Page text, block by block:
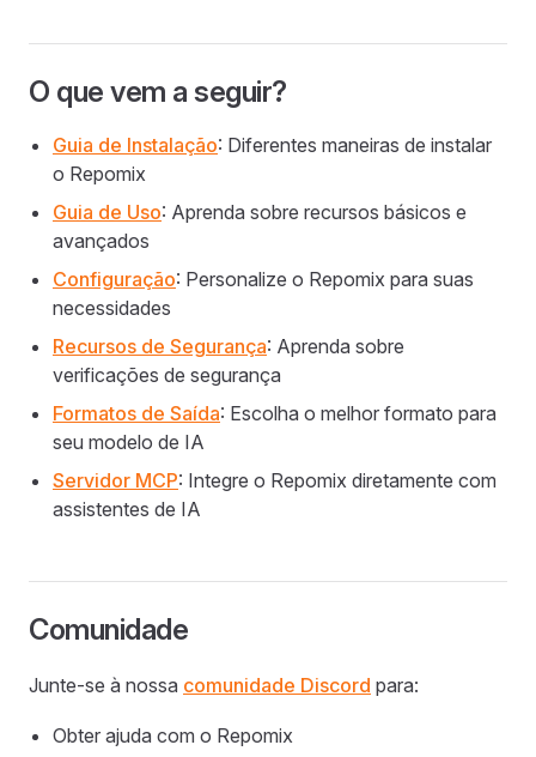
O que vem a seguir?
Guia de Instalação: Diferentes maneiras de instalar
o Repomix
Guia de Uso: Aprenda sobre recursos básicos e
avançados
Configuração: Personalize o Repomix para suas
necessidades
Recursos de Segurança: Aprenda sobre
verificações de segurança
Formatos de Saída: Escolha o melhor formato para
seu modelo de IA
Servidor MCP: Integre o Repomix diretamente com
assistentes de IA
Comunidade
Junte-se à nossa comunidade Discord para:
Obter ajuda com o Repomix